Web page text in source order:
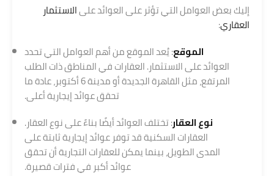
إليك بعض العوامل التي تؤثر على العوائد علىالاستثمار
العقاري:
الموقع: يُعد الموقع من أهم العوامل التي تحدد
العوائد على الاستثمار. العقارات في المناطق ذات الطلب
المرتفع، مثل القاهرة الجديدة أو مدينة 6 أكتوبر، عادة ما
تحقق عوائد إيجارية أعلى.
نوع العقار: تختلف العوائد أيضًا بناءً على نوع العقار.
العقارات السكنية قد توفر عوائد إيجارية ثابتة على
المدى الطويل، بينما يمكن للعقارات التجارية أن تحقق
عوائد أكبر في فترات قصيرة.